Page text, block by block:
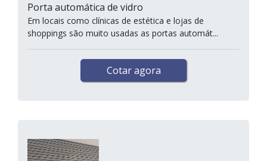
Porta automática de vidro
Em locais como clínicas de estética e lojas de
shoppings são muito usadas as portas automát...
Cotar agora